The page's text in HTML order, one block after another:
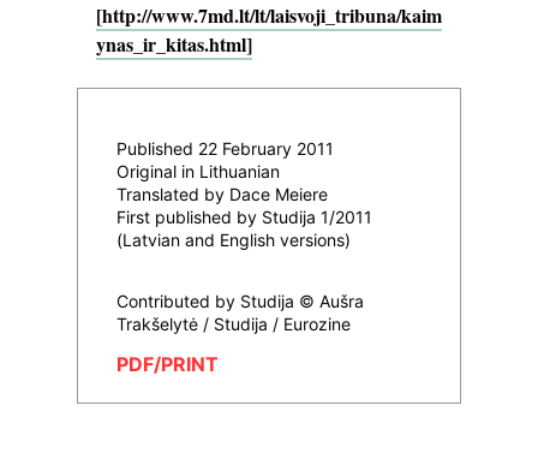
[http://www.7md.lt/lt/laisvoji_tribuna/kaim
ynas_ir_kitas.html]
Published 22 February 2011
Original in Lithuanian
Translated by Dace Meiere
First published by Studija 1/2011
(Latvian and English versions)
Contributed by Studija © Aušra
Trakšelytė / Studija / Eurozine
PDF/PRINT